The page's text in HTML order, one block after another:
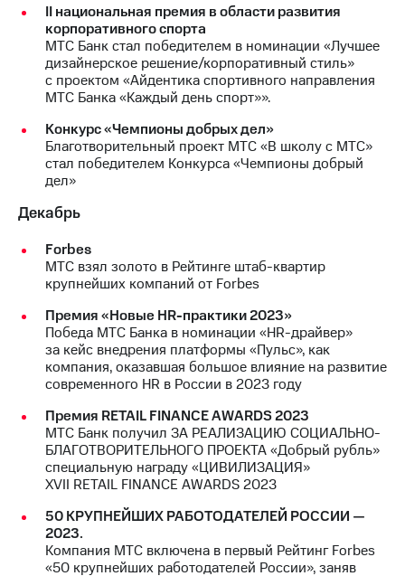
II национальная премия в области развития
корпоративного спорта
МТС Банк стал победителем в номинации «Лучшее
дизайнерское решение/корпоративный стиль»
с проектом «Айдентика спортивного направления
МТС Банка «Каждый день спорт»».
Конкурс «Чемпионы добрых дел»
Благотворительный проект МТС «В школу с МТС»
стал победителем Конкурса «Чемпионы добрый
дел»
Декабрь
Forbes
МТС взял золото в Рейтинге штаб-квартир
крупнейших компаний от Forbes
Премия «Новые HR-практики 2023»
Победа МТС Банка в номинации «HR-драйвер»
за кейс внедрения платформы «Пульс», как
компания, оказавшая большое влияние на развитие
современного HR в России в 2023 году
Премия RETAIL FINANCE AWARDS 2023
МТС Банк получил ЗА РЕАЛИЗАЦИЮ СОЦИАЛЬНО-
БЛАГОТВОРИТЕЛЬНОГО ПРОЕКТА «Добрый рубль»
специальную награду «ЦИВИЛИЗАЦИЯ»
XVII RETAIL FINANCE AWARDS 2023
50 КРУПНЕЙШИХ РАБОТОДАТЕЛЕЙ РОССИИ —
2023.
Компания МТС включена в первый Рейтинг Forbes
«50 крупнейших работодателей России», заняв